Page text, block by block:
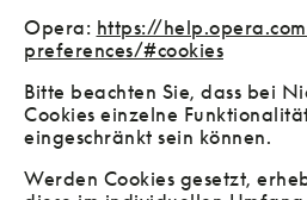
Opera: https://
preferences/#cookies
Bitte beachten Sie, dass bei
Cookies einzelne
eingeschränkt sein können.
Werden Cookies gesetzt,